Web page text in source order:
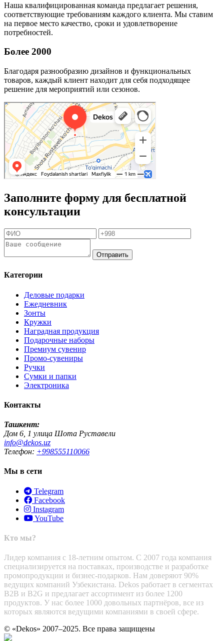
Наша квалифицированная команда предлагает решения,
соответствующие требованиям каждого клиента. Мы ставим
на первое место качество, сроки и удовлетворение
потребностей.
Более 2000
Благодаря разнообразию дизайнов и функциональных
товаров, каждый клиент находит для себя подходящее
решение для мероприятий или сезонов.
Заполните форму для бесплатной
консультации
Отправить
Категории
Деловые подарки
Ежедневник
Зонты
Кружки
Наградная продукция
Подарочные наборы
Премиум сувенир
Промо-сувениры
Ручки
Сумки и папки
Электроника
Контакты
Ташкент:
Дом 6, 1 улица Шота Руставели
info@dekos.uz
Телефон: +998555110066
Мы в сети
Telegram
Facebook
Instagram
YouTube
Кто мы?
Лидер компания с 18-летним опытом. С 2007 года компания
специализируется на поставках, производстве и разработке
промопродукции и бизнес-подарков. Нам доверяют 90%
ведущих компаний Узбекистана. Dekos работает в сегментах
B2B и B2G и предлагает ассортимент из более 1200
продуктов. У нас более 1000 довольных партнёров, все из
которых являются ведущими компаниями в своей сфере.
© «Dekos» 2007–2025. Все права защищены